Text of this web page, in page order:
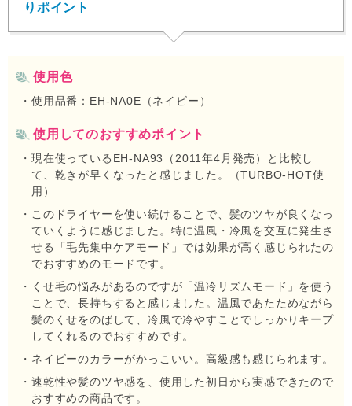
りポイント
使用色
使用品番：EH-NA0E（ネイビー）
使用してのおすすめポイント
現在使っているEH-NA93（2011年4月発売）と比較し
て、乾きが早くなったと感じました。（TURBO-HOT使
用）
このドライヤーを使い続けることで、髪のツヤが良くなっ
ていくように感じました。特に温風・冷風を交互に発生さ
せる「毛先集中ケアモード」では効果が高く感じられたの
でおすすめのモードです。
くせ毛の悩みがあるのですが「温冷リズムモード」を使う
ことで、長持ちすると感じました。温風であたためながら
髪のくせをのばして、冷風で冷やすことでしっかりキープ
してくれるのでおすすめです。
ネイビーのカラーがかっこいい。高級感も感じられます。
速乾性や髪のツヤ感を、使用した初日から実感できたので
おすすめの商品です。